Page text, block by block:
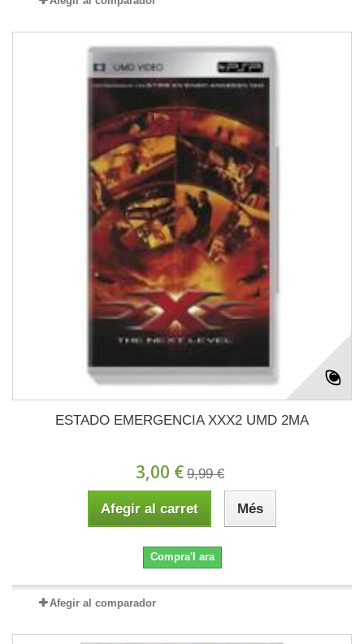
ESTADO EMERGENCIA XXX2 UMD 2MA
3,00 € 9,99 €
Afegir al carret Més
Compra'l ara
Afegir al comparador